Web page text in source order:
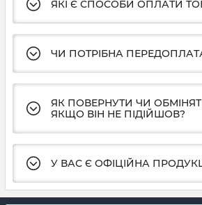
ЯКІ Є СПОСОБИ ОПЛАТИ
ЧИ ПОТРІБНА
ЯК ПОВЕРНУТИ ЧИ
ЯКЩО ВІН НЕ ПІДІЙШОВ?
У ВАС Є ОФІЦІЙНА